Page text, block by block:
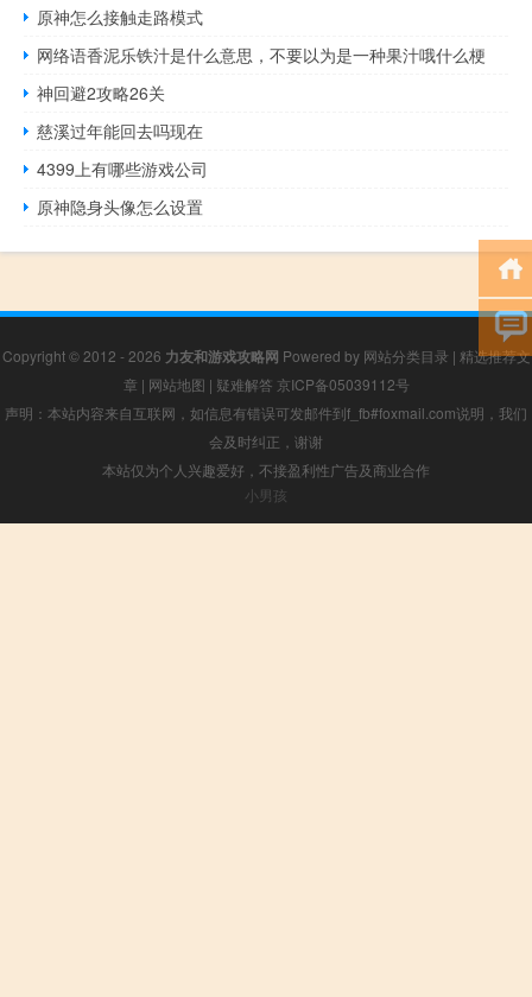
原神怎么接触走路模式
网络语香泥乐铁汁是什么意思，不要以为是一种果汁哦什么梗
神回避2攻略26关
慈溪过年能回去吗现在
4399上有哪些游戏公司
原神隐身头像怎么设置
Copyright © 2012 - 2026 力友和游戏攻略网 Powered by 网站分类目录 | 精选推荐文
章 | 网站地图 | 疑难解答 京ICP备05039112号
声明：本站内容来自互联网，如信息有错误可发邮件到f_fb#foxmail.com说明，我们
会及时纠正，谢谢
本站仅为个人兴趣爱好，不接盈利性广告及商业合作
小男孩